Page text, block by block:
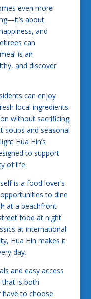
even more
about
and
can
is an
and discover
can enjoy
local ingredients.
without sacrificing
soups and seasonal
Hua Hin’s
to support
of life.
is a food lover’s
to dine
at a beachfront
food at night
at international
Hua Hin makes it
day.
and easy access
that is both
have to choose